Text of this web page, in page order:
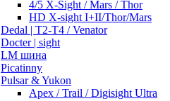
4/5 X-Sight / Mars / Thor
HD X-sight I+II/Thor/Mars
Dedal | T2-T4 / Venator
Docter | sight
LM шина
Picatinny
Pulsar & Yukon
Apex / Trail / Digisight Ultra